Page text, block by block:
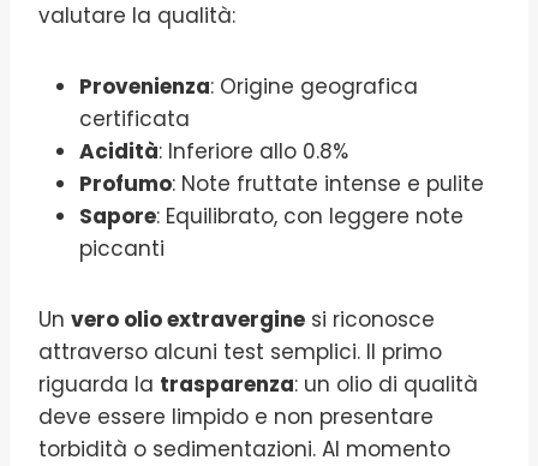
valutare la qualità:
Provenienza: Origine geografica
certificata
Acidità: Inferiore allo 0.8%
Profumo: Note fruttate intense e pulite
Sapore: Equilibrato, con leggere note
piccanti
Un vero olio extravergine si riconosce
attraverso alcuni test semplici. Il primo
riguarda la trasparenza: un olio di qualità
deve essere limpido e non presentare
torbidità o sedimentazioni. Al momento